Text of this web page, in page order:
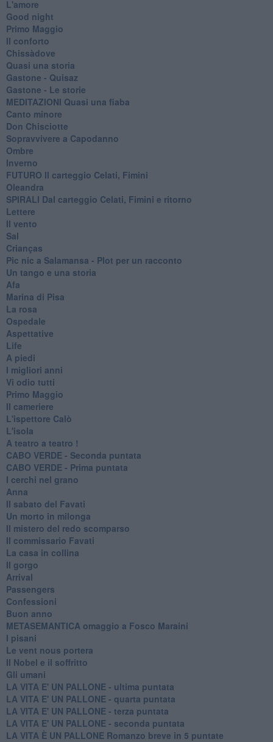
L'amore
Good night
Primo Maggio
Il conforto
Chissàdove
Quasi una storia
Gastone - Quisaz
Gastone - Le storie
MEDITAZIONI Quasi una fiaba
Canto minore
Don Chisciotte
Sopravvivere a Capodanno
Ombre
Inverno
FUTURO Il carteggio Celati, Fimini
Oleandra
SPIRALI Dal carteggio Celati, Fimini e ritorno
Lettere
Il vento
Sal
Crianças
Pic nic a Salamansa - Plot per un racconto
Un tango e una storia
Afa
Marina di Pisa
La rosa
Ospedale
Aspettative
Life
A piedi
I migliori anni
Vi odio tutti
Primo Maggio
Il cameriere
L'ispettore Calò
L'isola
A teatro a teatro !
CABO VERDE - Seconda puntata
CABO VERDE - Prima puntata
I cerchi nel grano
Anna
Il sabato del Favati
Un morto in milonga
Il mistero del redo scomparso
Il commissario Favati
La casa in collina
Il gorgo
Arrival
Passengers
Confessioni
Buon anno
METASEMANTICA omaggio a Fosco Maraini
I pisani
Le vent nous portera
Il Nobel e il soffritto
Gli umani
LA VITA E' UN PALLONE - ultima puntata
LA VITA E' UN PALLONE - quarta puntata
LA VITA E' UN PALLONE - terza puntata
LA VITA E' UN PALLONE - seconda puntata
LA VITA È UN PALLONE Romanzo breve in 5 puntate